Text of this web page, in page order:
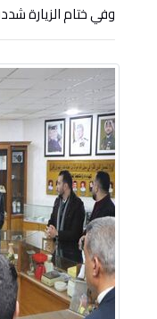
وفي ختام الزيارة